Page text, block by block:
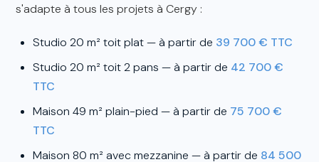
s'adapte à tous les projets à Cergy :
Studio 20 m² toit plat — à partir de 39 700 € TTC
Studio 20 m² toit 2 pans — à partir de 42 700 €
TTC
Maison 49 m² plain-pied — à partir de 75 700 €
TTC
Maison 80 m² avec mezzanine — à partir de 84 500